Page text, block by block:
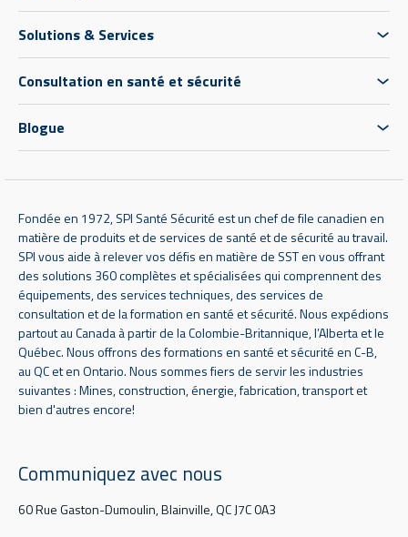
Solutions & Services
Consultation en santé et sécurité
Blogue
Fondée en 1972, SPI Santé Sécurité est un chef de file canadien en
matière de produits et de services de santé et de sécurité au travail.
SPI vous aide à relever vos défis en matière de SST en vous offrant
des solutions 360 complètes et spécialisées qui comprennent des
équipements, des services techniques, des services de
consultation et de la formation en santé et sécurité. Nous expédions
partout au Canada à partir de la Colombie-Britannique, l’Alberta et le
Québec. Nous offrons des formations en santé et sécurité en C-B,
au QC et en Ontario. Nous sommes fiers de servir les industries
suivantes : Mines, construction, énergie, fabrication, transport et
bien d'autres encore!
Communiquez avec nous
60 Rue Gaston-Dumoulin, Blainville, QC J7C 0A3